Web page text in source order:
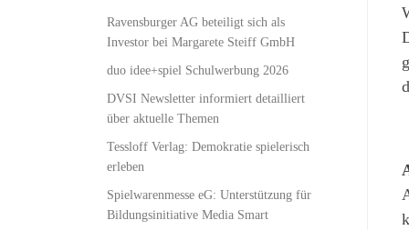
Ravensburger AG beteiligt sich als
Investor bei Margarete Steiff GmbH
duo idee+spiel Schulwerbung 2026
DVSI Newsletter informiert detailliert
über aktuelle Themen
Tessloff Verlag: Demokratie spielerisch
erleben
Spielwarenmesse eG: Unterstützung für
Bildungsinitiative Media Smart